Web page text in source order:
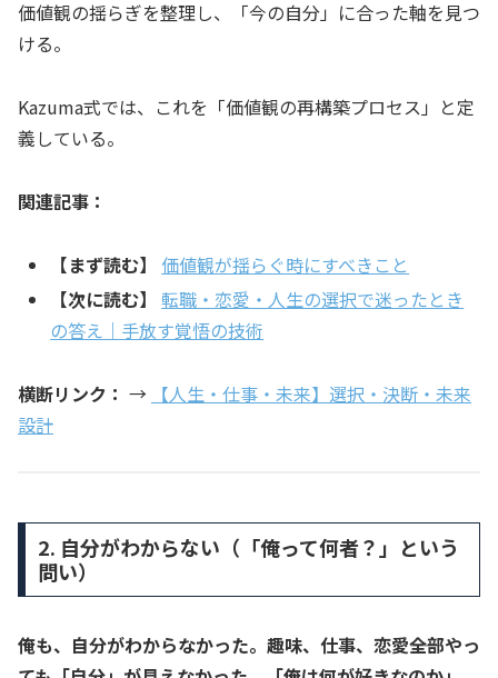
価値観の揺らぎを整理し、「今の自分」に合った軸を見つ
ける。
Kazuma式では、これを「価値観の再構築プロセス」と定
義している。
関連記事：
【まず読む】
価値観が揺らぐ時にすべきこと
【次に読む】 転職・恋愛・人生の選択で迷ったとき
の答え｜手放す覚悟の技術
横断リンク： → 【人生・仕事・未来】選択・決断・未来
設計
2. 自分がわからない（「俺って何者？」という
問い）
俺も、自分がわからなかった。趣味、仕事、恋愛――全部やっ